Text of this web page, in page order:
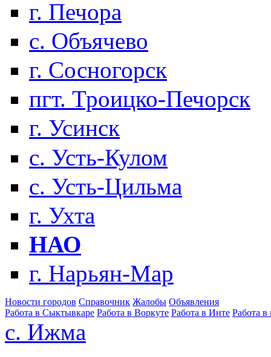
г. Печора
с. Объячево
г. Сосногорск
пгт. Троицко-Печорск
г. Усинск
с. Усть-Кулом
с. Усть-Цильма
г. Ухта
НАО
г. Нарьян-Мар
Новости городов Справочник Жалобы Объявления
Работа в Сыктывкаре Работа в Воркуте Работа в Инте Работа в
с. Ижма